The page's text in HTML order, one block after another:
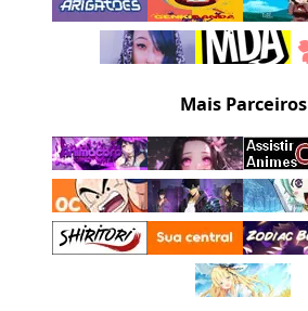
Mais Parceiros